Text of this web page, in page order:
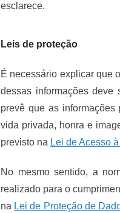
esclarece.
Leis de proteção
É necessário explicar que
dessas informações deve
prevê que as informações
vida privada, honra e
previsto na Lei de Acesso
No mesmo sentido, a
realizado para o
na Lei de Proteção de